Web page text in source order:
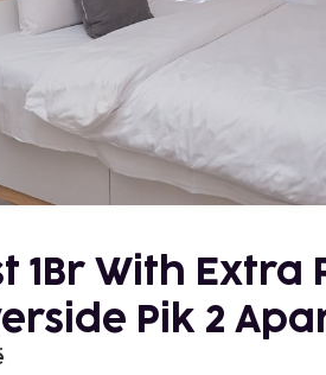
1Br With Extra
Pik 2